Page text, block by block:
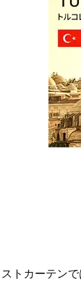
トカーテン